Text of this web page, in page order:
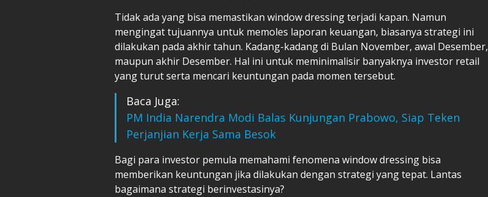
Tidak ada yang bisa memastikan window dressing terjadi kapan. Namun
mengingat tujuannya untuk memoles laporan keuangan, biasanya strategi ini
dilakukan pada akhir tahun. Kadang-kadang di Bulan November, awal Desember,
maupun akhir Desember. Hal ini untuk meminimalisir banyaknya investor retail
yang turut serta mencari keuntungan pada momen tersebut.
Baca Juga:
PM India Narendra Modi Balas Kunjungan Prabowo, Siap Teken
Perjanjian Kerja Sama Besok
Bagi para investor pemula memahami fenomena window dressing bisa
memberikan keuntungan jika dilakukan dengan strategi yang tepat. Lantas
bagaimana strategi berinvestasinya?